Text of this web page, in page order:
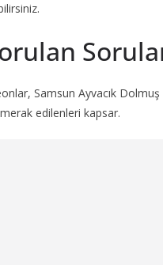
Samsun Ayvacık Dolmuş
edilenleri kapsar.